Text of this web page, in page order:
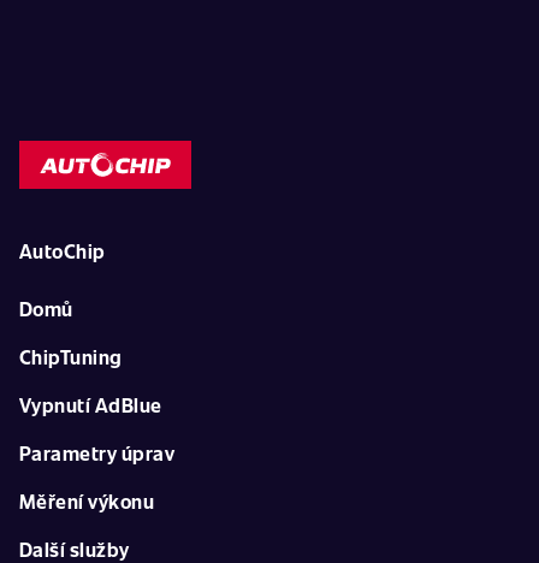
AutoChip
Domů
ChipTuning
Vypnutí AdBlue
Parametry úprav
Měření výkonu
Další služby